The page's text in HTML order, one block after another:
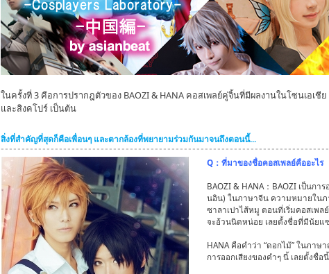
ในครั้งที่ 3 คือการปรากฎตัวของ BAOZI & HANA คอสเพลย์คู่จิ้นที่มีผลงานในโซนเอเชีย
และสิงคโปร์ เป็นต้น
สิ่งที่สำคัญที่สุดก็คือเพื่อนๆ และตากล้องที่พยายามร่วมกันมาจนถึงตอนนี้...
Q：ที่มาของชื่อคอสเพลย์คืออะไร
BAOZI & HANA：BAOZI เป็นกา
นอิน) ในภาษาจีน ความหมายใน
ซาลาเปาไส้หมู ตอนที่เริ่มคอสเพล
จะอ้วนนิดหน่อย เลยตั้งชื่อที่มีนัยแ
HANA คือคำว่า “ดอกไม้” ในภาษ
การออกเสียงของคำๆ นี้ เลยตั้งชื่อ